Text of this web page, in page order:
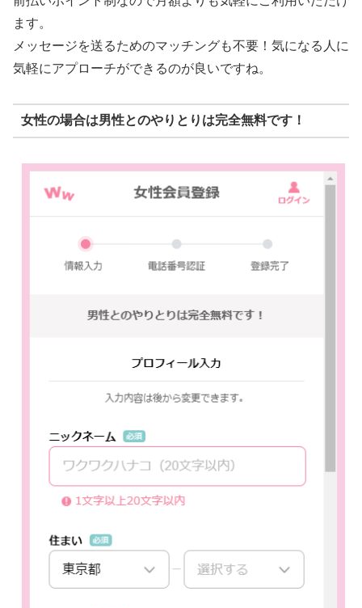
ます。
メッセージを送るためのマッチングも不要！気になる人に
気軽にアプローチができるのが良いですね。
女性の場合は男性とのやりとりは完全無料です！